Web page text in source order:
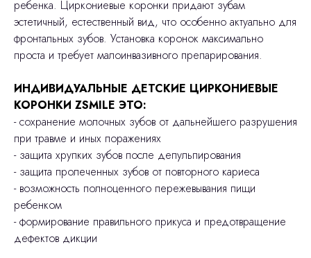
ребенка. Циркониевые коронки придают зубам
эстетичный, естественный вид, что особенно актуально для
фронтальных зубов. Установка коронок максимально
проста и требует малоинвазивного препарирования.
ИНДИВИДУАЛЬНЫЕ ДЕТСКИЕ ЦИРКОНИЕВЫЕ
КОРОНКИ ZSMILE ЭТО:
- сохранение молочных зубов от дальнейшего разрушения
при травме и иных поражениях
- защита хрупких зубов после депульпирования
- защита пролеченных зубов от повторного кариеса
- возможность полноценного пережевывания пищи
ребенком
- формирование правильного прикуса и предотвращение
дефектов дикции